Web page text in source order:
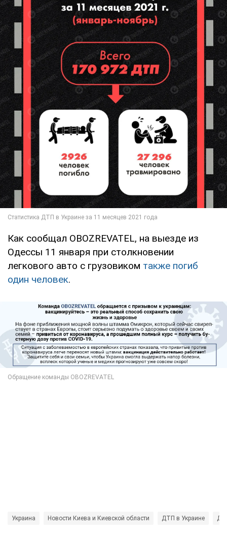
Как сообщал OBOZREVATEL, на выезде из
Одессы 11 января при столкновении
легкового авто с грузовиком также погиб
один человек.
Украина Новости Киева и Киевской области ДТП в Украине